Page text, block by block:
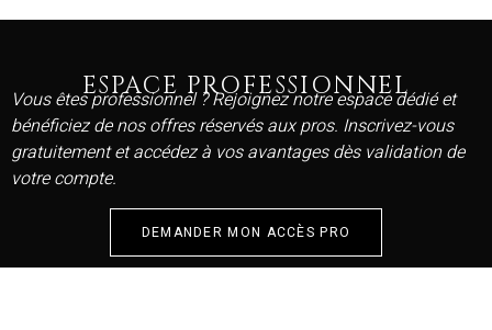
ESPACE PROFESSIONNEL
Vous êtes professionnel ? Rejoignez notre espace dédié et
bénéficiez de nos offres réservés aux pros. Inscrivez-vous
gratuitement et accédez à vos avantages dès validation de
votre compte.
DEMANDER MON ACCÈS PRO